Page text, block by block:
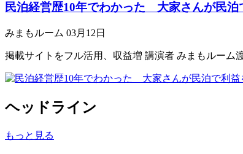
民泊経営歴10年でわかった 大家さんが民泊
みまもルーム 03月12日
掲載サイトをフル活用、収益増 講演者 みまもル
ヘッドライン
もっと見る